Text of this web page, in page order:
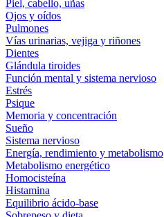
Piel, cabello, uñas
Ojos y oídos
Pulmones
Vías urinarias, vejiga y riñones
Dientes
Glándula tiroides
Función mental y sistema nervioso
Estrés
Psique
Memoria y concentración
Sueño
Sistema nervioso
Energía, rendimiento y metabolismo
Metabolismo energético
Homocisteína
Histamina
Equilibrio ácido-base